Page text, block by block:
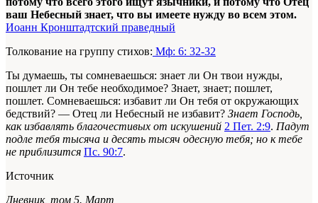
ваш Небесный знает, что вы имеете нужду во всем этом.
Иоанн Кронштадтский праведный
Толкование на группу стихов: Мф: 6: 32-32
Ты думаешь, ты сомневаешься: знает ли Он твои нужды,
пошлет ли Он тебе необходимое? Знает, знает; пошлет,
пошлет. Сомневаешься: избавит ли Он тебя от окружающих
бедствий? — Отец ли Небесный не избавит? Знает Господь,
как избавлять благочестивых от искушений 2 Пет. 2:9. Падут
подле тебя тысяча и десять тысяч одесную тебя; но к тебе
не приблизится Пс. 90:7.
Источник
Дневник, том 5. Март